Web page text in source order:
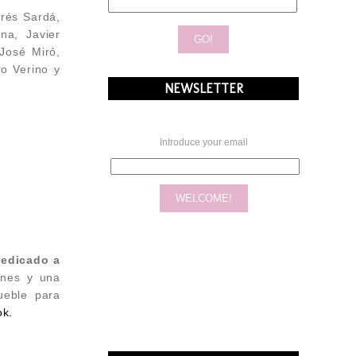
Sardá,
Javier
Miró,
Verino y
a
y una
para
NEWSLETTER
Introduce your email